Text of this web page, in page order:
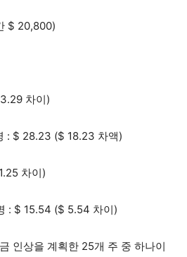
$ 20,800)
차이)
: $ 28.23 ($ 18.23 차액)
차이)
: $ 15.54 ($ 5.54 차이)
인상을 계획한 25개 주 중 하나이